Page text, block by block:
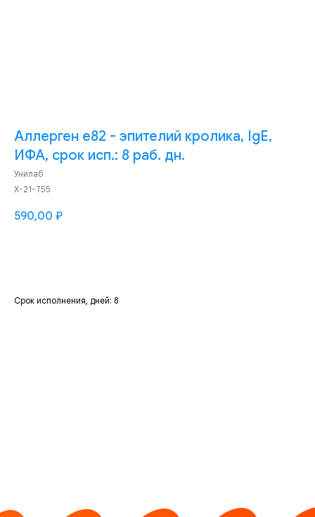
Аллерген e82 - эпителий кролика, IgE,
ИФА, срок исп.: 8 раб. дн.
Унилаб
Х-21-755
590,00 ₽
Срок исполнения, дней: 8